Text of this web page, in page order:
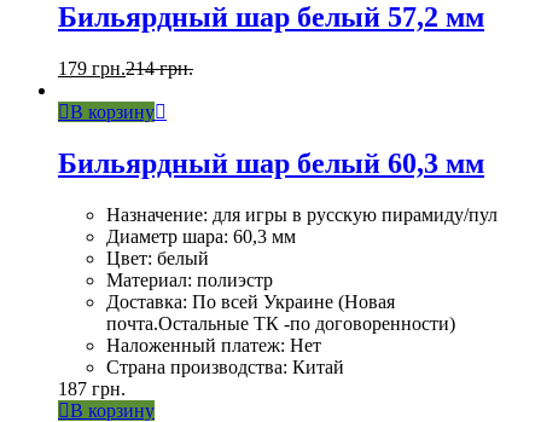
Бильярдный шар белый 57,2 мм
179 грн.214грн.
В корзину
Бильярдный шар белый 60,3 мм
Назначение: для игры в русскую пирамиду/пул
Диаметр шара: 60,3 мм
Цвет: белый
Материал: полиэстр
Доставка: По всей Украине (Новая
почта.Остальные ТК -по договоренности)
Наложенный платеж: Нет
Страна производства: Китай
187 грн.
В корзину